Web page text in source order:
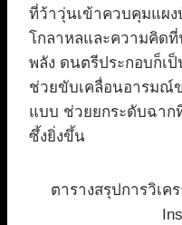
ที่ว้าวุ่นเข้าควบคุมแผ
โกลาหลและความคิด
พลัง ดนตรีประกอบก็เ
ช่วยขับเคลื่อนอารมณ์
แบบ ช่วยยกระดับฉาก
ซึ้งยิ่งขึ้น
ตารางสรุปการวิเ